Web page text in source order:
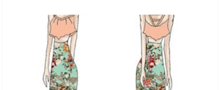
promove
concurso
de
criação